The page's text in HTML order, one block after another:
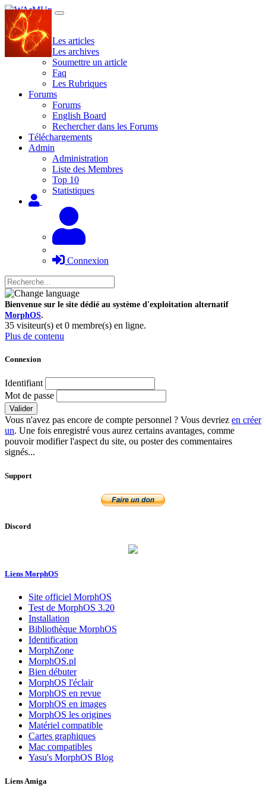
Site
Les articles
Les archives
Soumettre un article
Faq
Les Rubriques
Forums
Forums
English Board
Rechercher dans les Forums
Téléchargements
Admin
Administration
Liste des Membres
Top 10
Statistiques
Connexion
Bienvenue sur le site dédié au système d'exploitation alternatif
MorphOS.
35 visiteur(s) et 0 membre(s) en ligne.
Plus de contenu
Connexion
Identifiant
Mot de passe
Valider
Vous n'avez pas encore de compte personnel ? Vous devriez en créer
un. Une fois enregistré vous aurez certains avantages, comme
pouvoir modifier l'aspect du site, ou poster des commentaires
signés...
Support
Discord
Liens MorphOS
Site officiel MorphOS
Test de MorphOS 3.20
Installation
Bibliothèque MorphOS
Identification
MorphZone
MorphOS.pl
Bien débuter
MorphOS l'éclair
MorphOS en revue
MorphOS en images
MorphOS les origines
Matériel compatible
Cartes graphiques
Mac compatibles
Yasu's MorphOS Blog
Liens Amiga